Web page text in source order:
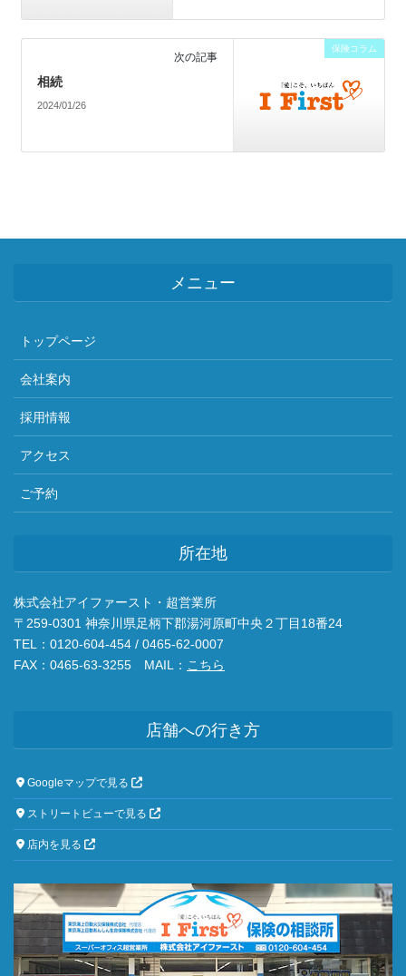
保険コラム
次の記事
相続
2024/01/26
メニュー
トップページ
会社案内
採用情報
アクセス
ご予約
所在地
株式会社アイファースト・超営業所
〒259-0301 神奈川県足柄下郡湯河原町中央２丁目18番24
TEL：0120-604-454 / 0465-62-0007
FAX：0465-63-3255 MAIL： こちら
店舗への行き方
Googleマップで見る
ストリートビューで見る
店内を見る